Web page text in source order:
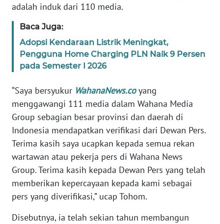
adalah induk dari 110 media.
Baca Juga:
Adopsi Kendaraan Listrik Meningkat,
Pengguna Home Charging PLN Naik 9 Persen
pada Semester I 2026
“Saya bersyukur WahanaNews.coyang
menggawangi 111 media dalam Wahana Media
Group sebagian besar provinsi dan daerah di
Indonesia mendapatkan verifikasi dari Dewan Pers.
Terima kasih saya ucapkan kepada semua rekan
wartawan atau pekerja pers di Wahana News
Group. Terima kasih kepada Dewan Pers yang telah
memberikan kepercayaan kepada kami sebagai
pers yang diverifikasi,” ucap Tohom.
Disebutnya, ia telah sekian tahun membangun
REDAKSI
DISCLAIMER
Wahana
News
Regional
WN
SUMUT
JAKARTA
WN